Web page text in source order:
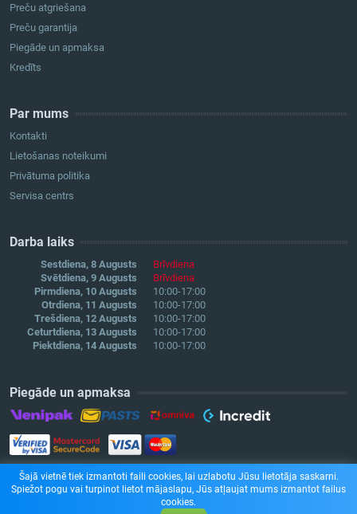
Preču atgriešana
Preču garantija
Piegāde un apmaksa
Kredīts
Par mums
Kontakti
Lietošanas noteikumi
Privātuma politika
Servisa centrs
Darba laiks
Sestdiena, 8 Augusts
Brīvdiena
Svētdiena, 9 Augusts
Brīvdiena
Pirmdiena, 10 Augusts
10:00-17:00
Otrdiena, 11 Augusts
10:00-17:00
Trešdiena, 12 Augusts
10:00-17:00
Ceturtdiena, 13 Augusts
10:00-17:00
Piektdiena, 14 Augusts
10:00-17:00
Piegāde un apmaksa
Šajā vietnē tiek izmantoti faili cookies, lai uzlabotu Jūsu lietotāja saskarni.
Spiežot pogu vai turpinot lietot mājaslapu, Jūs atļaujat mums izmantot failus
cookies.